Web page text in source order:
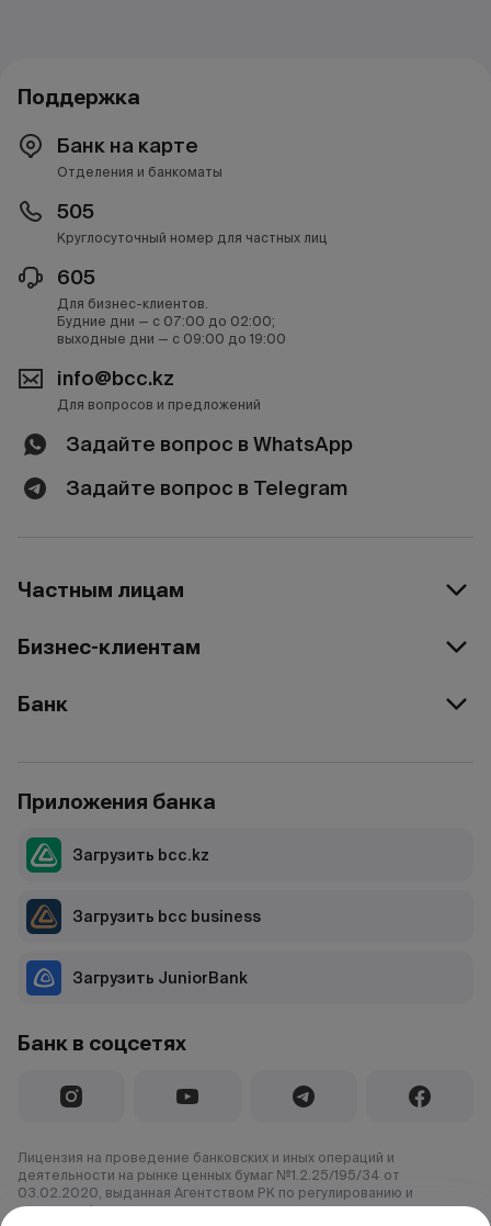
Поддержка
Банк на карте
Отделения и банкоматы
505
Круглосуточный номер для частных лиц
605
Для бизнес-клиентов.
Будние дни — с 07:00 до 02:00;
выходные дни — с 09:00 до 19:00
info@bcc.kz
Для вопросов и предложений
Задайте вопрос в WhatsApp
Задайте вопрос в Telegram
Частным лицам
Бизнес-клиентам
Банк
Банк в соцсетях
Приложения банка
Загрузить bcc.kz
Загрузить bcc business
Загрузить JuniorBank
Лицензия на проведение банковских и иных операций и
деятельности на рынке ценных бумаг №1.2.25/195/34 от
03.02.2020, выданная Агентством РК по регулированию и
развитию финансового рынка.